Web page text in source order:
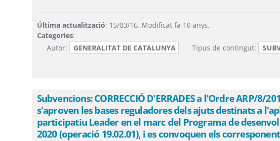
Última actualització: 15/03/16. Modificat fa 10 anys.
Categories:
Autor:
GENERALITAT DE CATALUNYA Tipus de contingut:
Subvencions: CORRECCIÓ D'ERRADES a l'Ordre ARP/8/
s'aproven les bases reguladores dels ajuts destinats a
participatiu Leader en el marc del Programa de
2020 (operació 19.02.01), i es convoquen els